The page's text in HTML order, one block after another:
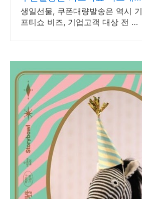
신규고객 100% 상품혜택!
생일선물, 쿠폰대량발송은 역시 기
프티쇼 비즈, 기업고객 대상 전 상